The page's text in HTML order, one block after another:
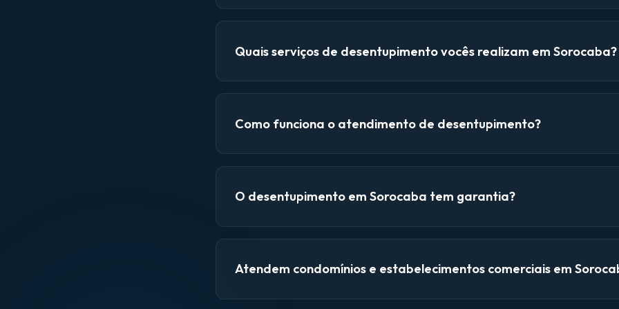
Quais serviços de desentupimento vocês realizam em Sorocaba?
Como funciona o atendimento de desentupimento?
O desentupimento em Sorocaba tem garantia?
Atendem condomínios e estabelecimentos comerciais em